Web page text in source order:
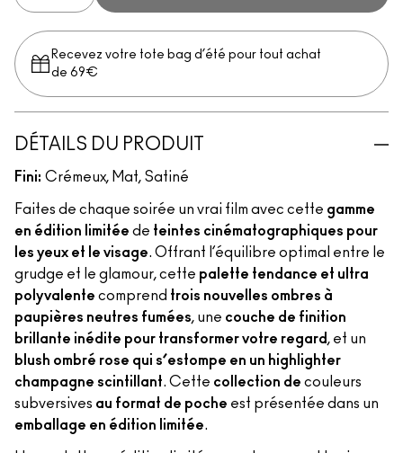
Recevez votre tote bag d’été pour tout achat
de 69€
DÉTAILS DU PRODUIT
Fini: Crémeux, Mat, Satiné
Faites de chaque soirée un vrai film avec cette gamme
en édition limitée de teintes cinématographiques pour
les yeux et le visage. Offrant l’équilibre optimal entre le
grudge et le glamour, cette palette tendance et ultra
polyvalente comprend trois nouvelles ombres à
paupières neutres fumées, une couche de finition
brillante inédite pour transformer votre regard , et un
blush ombré rose qui s’estompe en un highlighter
champagne scintillant. Cette collection de couleurs
subversives au format de poche est présentée dans un
emballage en édition limitée.